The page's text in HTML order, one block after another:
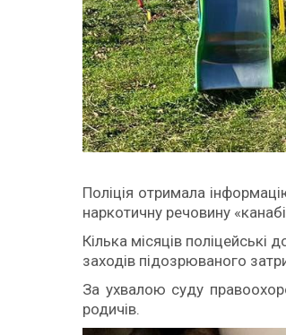
Поліція отримала
наркотичну речовину
Кілька місяців поліцейські
заходів підозрюваного
За ухвалою суду
родичів.